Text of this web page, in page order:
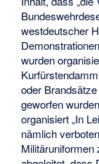
westdeutscher
wurden
oder
geworfen
organisiert „In
nämlich
Militäruniformen